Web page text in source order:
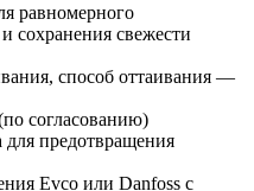
равномерного
сохранения свежести
способ оттаивания —
согласованию)
для предотвращения
Evco или Danfoss с